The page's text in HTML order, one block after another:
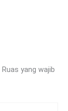
Ruas yang wajib